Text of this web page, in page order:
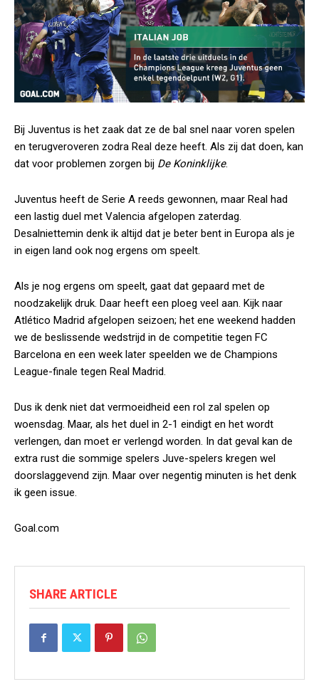
Bij Juventus is het zaak dat ze de bal snel naar voren spelen
en terugveroveren zodra Real deze heeft. Als zij dat doen, kan
dat voor problemen zorgen bij De Koninklijke.
Juventus heeft de Serie A reeds gewonnen, maar Real had
een lastig duel met Valencia afgelopen zaterdag.
Desalniettemin denk ik altijd dat je beter bent in Europa als je
in eigen land ook nog ergens om speelt.
Als je nog ergens om speelt, gaat dat gepaard met de
noodzakelijk druk. Daar heeft een ploeg veel aan. Kijk naar
Atlético Madrid afgelopen seizoen; het ene weekend hadden
we de beslissende wedstrijd in de competitie tegen FC
Barcelona en een week later speelden we de Champions
League-finale tegen Real Madrid.
Dus ik denk niet dat vermoeidheid een rol zal spelen op
woensdag. Maar, als het duel in 2-1 eindigt en het wordt
verlengen, dan moet er verlengd worden. In dat geval kan de
extra rust die sommige spelers Juve-spelers kregen wel
doorslaggevend zijn. Maar over negentig minuten is het denk
ik geen issue.
Goal.com
SHARE ARTICLE